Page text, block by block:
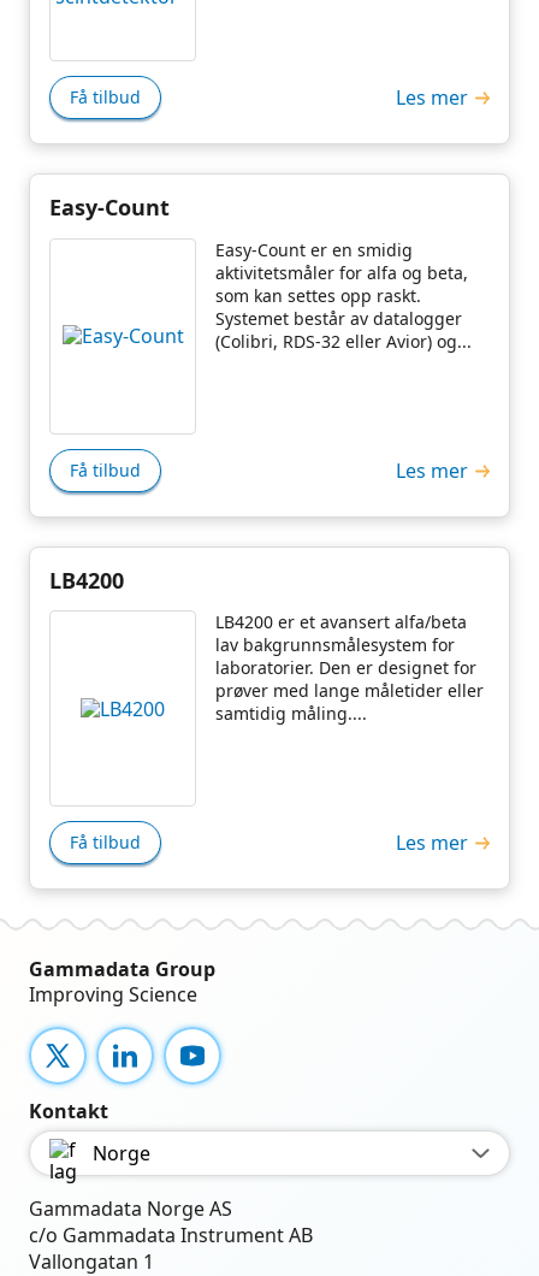
Få tilbud Les mer
Easy-Count
Easy-Count er en smidig
aktivitetsmåler for alfa og beta,
som kan settes opp raskt.
Systemet består av datalogger
(Colibri, RDS-32 eller Avior) og...
Få tilbud Les mer
LB4200
LB4200 er et avansert alfa/beta
lav bakgrunnsmålesystem for
laboratorier. Den er designet for
prøver med lange måletider eller
samtidig måling....
Få tilbud Les mer
Gammadata Group
Improving Science
X LinkedInYouTube
Kontakt
Norge
Gammadata Norge AS
c/o Gammadata Instrument AB
Vallongatan 1